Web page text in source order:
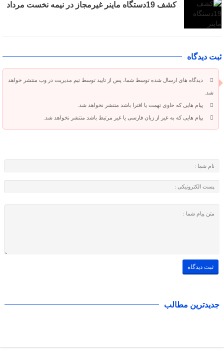
کشف 19دستگاه ماینر غیرمجاز در نیمه نخست مرداد
ثبت دیدگاه
دیدگاه های ارسال شده توسط شما، پس از تایید توسط تیم مدیریت در وب منتشر خواهد
شد.
پیام هایی که حاوی تهمت یا افترا باشد منتشر نخواهد شد.
پیام هایی که به غیر از زبان فارسی یا غیر مرتبط باشد منتشر نخواهد شد.
جدیدترین مطالب